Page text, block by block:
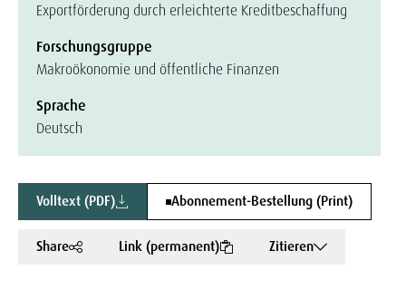
Exportförderung durch erleichterte Kreditbeschaffung
Forschungsgruppe
Makroökonomie und öffentliche Finanzen
Sprache
Deutsch
Volltext (PDF) Abonnement-Bestellung (Print)
Share Link (permanent) Zitieren